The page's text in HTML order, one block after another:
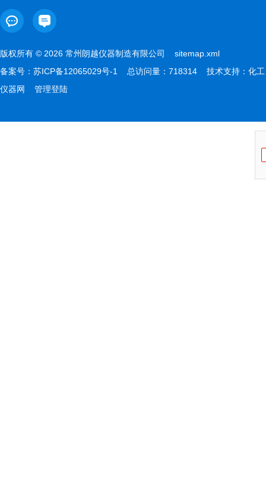
版权所有 © 2026 常州朗越仪器制造有限公司 sitemap.xml
备案号： 苏ICP备12065029号-1 总访问量：718314 技术支持： 化工
仪器网
管理登陆